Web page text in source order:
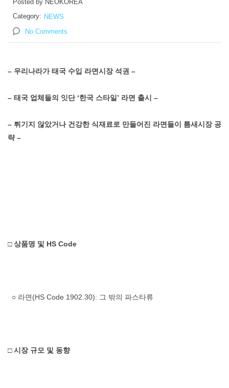
Posted by NEOKOREA
Category: NEWS
No Comments
– 우리나라가 태국 수입 라면시장 석권 –
– 태국 업체들의 잇단 ‘한국 스타일’ 라면 출시 –
– 튀기지 않았거나 건강한 식재료로 만들어진 라면들이 틈새시장 공
략 –
□ 상품명 및 HS Code
○ 라면(HS Code 1902.30): 그 밖의 파스타류
□ 시장 규모 및 동향